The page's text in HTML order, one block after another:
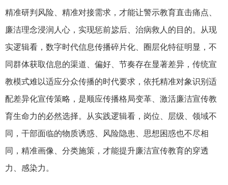
精准研判风险、精准对接需求，才能让警示教育直击痛点、
廉洁理念浸润人心，实现惩前毖后、治病救人的目的。从现
实逻辑看，数字时代信息传播碎片化、圈层化特征明显，不
同群体获取信息的渠道、偏好、节奏存在显著差异，传统宣
教模式难以适应分众传播的时代要求，依托精准对象识别适
配差异化宣传策略，是顺应传播格局变革、激活廉洁宣传教
育生命力的必然选择。从实践逻辑看，岗位、层级、领域不
同，干部面临的物质诱惑、风险隐患、思想困惑也不尽相
同，精准画像、分类施策，才能提升廉洁宣传教育的穿透
力、感染力。